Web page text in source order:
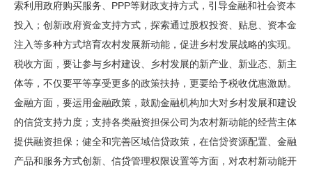
索利用政府购买服务、PPP等财政支持方式，引导金融和社会资本
投入；创新政府资金支持方式，探索通过股权投资、贴息、资本金
注入等多种方式培育农村发展新动能，促进乡村发展战略的实现。
税收方面，要让参与乡村建设、乡村发展的新产业、新业态、新主
体等，不仅要平等享受更多的政策扶持，更要给予税收优惠激励。
金融方面，要运用金融政策，鼓励金融机构加大对乡村发展和建设
的信贷支持力度；支持各类融资担保公司为农村新动能的经营主体
提供融资担保；健全和完善区域信贷政策，在信贷资源配置、金融
产品和服务方式创新、信贷管理权限设置等方面，对农村新动能开